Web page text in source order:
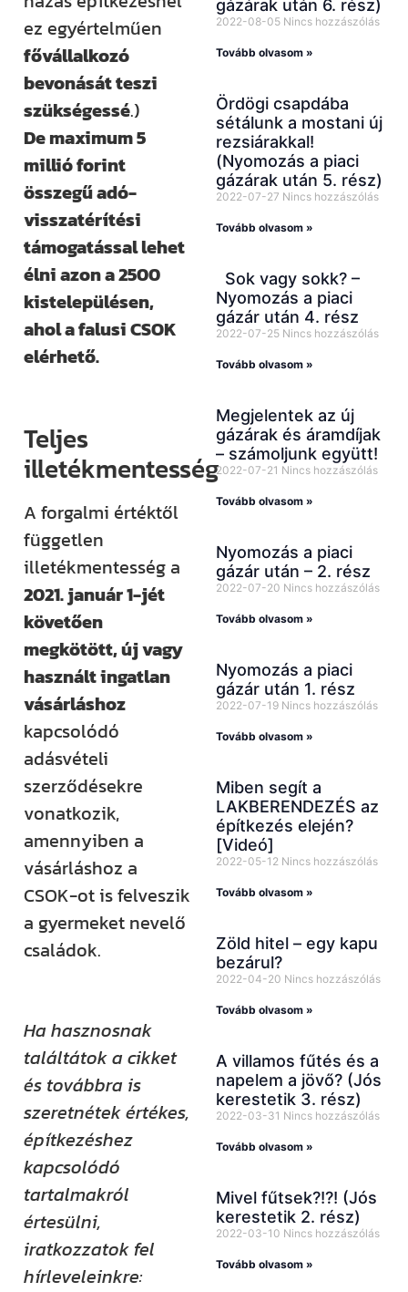
ez egyértelműen
fővállalkozó
bevonását teszi
szükségessé.)
De maximum 5
millió forint
összegű adó-
visszatérítési
támogatással lehet
élni azon a 2500
kistelepülésen,
ahol a falusi CSOK
elérhető.
Teljes
illetékmentesség
A forgalmi értéktől
független
illetékmentesség a
2021. január 1-jét
követően
megkötött, új vagy
használt ingatlan
vásárláshoz
kapcsolódó
adásvételi
szerződésekre
vonatkozik,
amennyiben a
vásárláshoz a
CSOK-ot is felveszik
a gyermeket nevelő
családok.
Ha hasznosnak
találtátok a cikket
és továbbra is
szeretnétek értékes,
építkezéshez
kapcsolódó
tartalmakról
értesülni,
iratkozzatok fel
hírleveleinkre:
gázárak után 6. rész)
2022-08-05 Nincs hozzászólás
Tovább olvasom »
Ördögi csapdába
sétálunk a mostani új
rezsiárakkal!
(Nyomozás a piaci
gázárak után 5. rész)
2022-07-27 Nincs hozzászólás
Tovább olvasom »
Sok vagy sokk? –
Nyomozás a piaci
gázár után 4. rész
2022-07-25 Nincs hozzászólás
Tovább olvasom »
Megjelentek az új
gázárak és áramdíjak
– számoljunk együtt!
2022-07-21 Nincs hozzászólás
Tovább olvasom »
Nyomozás a piaci
gázár után – 2. rész
2022-07-20 Nincs hozzászólás
Tovább olvasom »
Nyomozás a piaci
gázár után 1. rész
2022-07-19 Nincs hozzászólás
Tovább olvasom »
Miben segít a
LAKBERENDEZÉS az
építkezés elején?
[Videó]
2022-05-12 Nincs hozzászólás
Tovább olvasom »
Zöld hitel – egy kapu
bezárul?
2022-04-20 Nincs hozzászólás
Tovább olvasom »
A villamos fűtés és a
napelem a jövő? (Jós
kerestetik 3. rész)
2022-03-31 Nincs hozzászólás
Tovább olvasom »
Mivel fűtsek?!?! (Jós
kerestetik 2. rész)
2022-03-10 Nincs hozzászólás
Tovább olvasom »